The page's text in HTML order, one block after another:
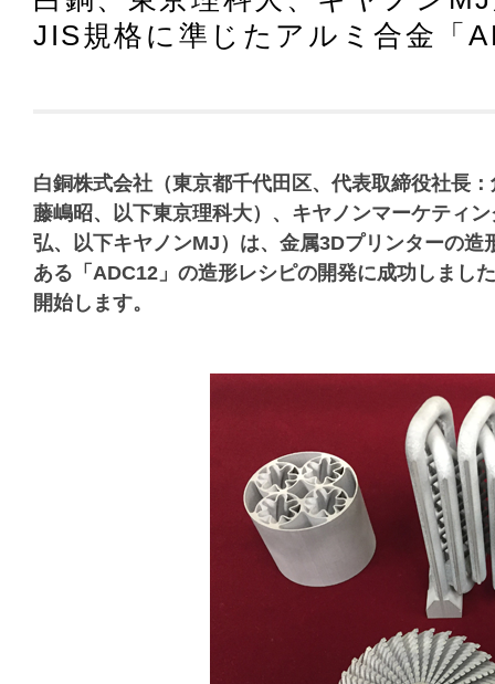
JIS規格に準じたアルミ合金「
白銅株式会社（東京都千代田区、代表取締役社長
藤嶋昭、以下東京理科大）、キヤノンマーケティ
弘、以下キヤノンMJ）は、金属3Dプリンターの
ある「ADC12」の造形レシピの開発に成功しまし
開始します。